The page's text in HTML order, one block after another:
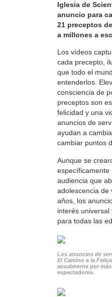
Iglesia de
anuncio para
21 preceptos
a millones a
Los vídeos
cada precepto,
que todo el
entenderlos.
consciencia de
preceptos son
felicidad y una
anuncios de
ayudan a
cambiar puntos
Aunque se
específicamente
audiencia que
adolescencia de
años, los
interés
para todas las
Los anuncios de
El Camino a la
anualmente por
espectadores.